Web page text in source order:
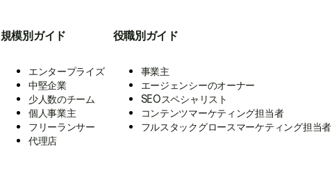
規模別ガイド
エンタープライズ
中堅企業
少人数のチーム
個人事業主
フリーランサー
代理店
役職別ガイド
事業主
エージェンシーのオーナー
SEOスペシャリスト
コンテンツマーケティング担当者
フルスタックグロースマーケティング担当者